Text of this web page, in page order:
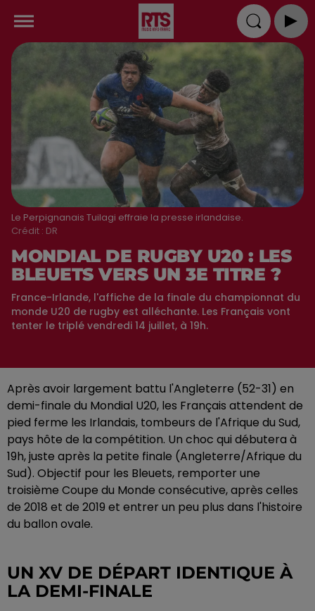
Le Perpignanais Tuilagi effraie la presse irlandaise.
Crédit : DR
MONDIAL DE RUGBY U20 : LES
BLEUETS VERS UN 3E TITRE ?
France-Irlande, l'affiche de la finale du championnat du
monde U20 de rugby est alléchante. Les Français vont
tenter le triplé vendredi 14 juillet, à 19h.
Après avoir largement battu l'Angleterre (52-31) en
demi-finale du Mondial U20, les Français attendent de
pied ferme les Irlandais, tombeurs de l'Afrique du Sud,
pays hôte de la compétition. Un choc qui débutera à
19h, juste après la petite finale (Angleterre/Afrique du
Sud). Objectif pour les Bleuets, remporter une
troisième Coupe du Monde consécutive, après celles
de 2018 et de 2019 et entrer un peu plus dans l'histoire
du ballon ovale.
UN XV DE DÉPART IDENTIQUE À
LA DEMI-FINALE